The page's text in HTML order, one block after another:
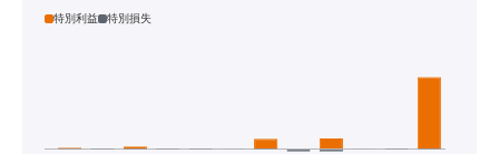
特別利益 特別損失